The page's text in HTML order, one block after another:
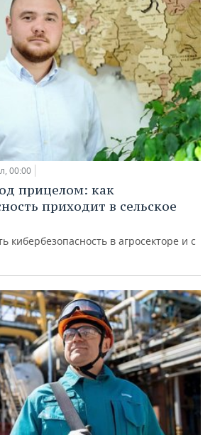
00:00
прицелом: как
приходит в сельское
кибербезопасность в агросекторе и с